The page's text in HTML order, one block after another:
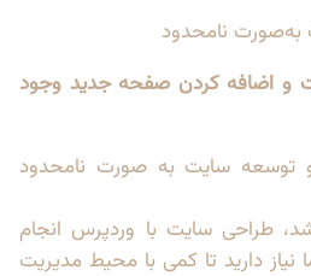
به‌صورت نامحدود
و اضافه کردن صفحه جدید وجود
و توسعه سایت به صورت نامحدود
طراحی سایت با وردپرس انجام
نیاز دارید تا کمی با محیط مدیریت